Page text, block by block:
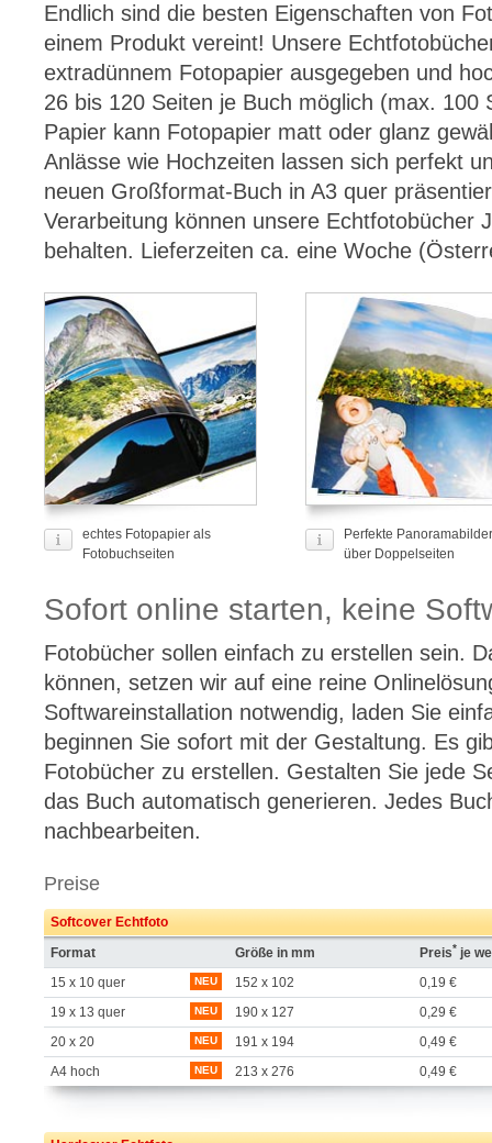
Endlich sind die besten Eigenschaften von
einem Produkt vereint! Unsere
extradünnem Fotopapier ausgegeben und
26 bis 120 Seiten je Buch möglich (max. 100
Papier kann Fotopapier matt oder glanz
Anlässe wie Hochzeiten lassen sich perfekt
neuen Großformat-Buch in A3 quer
Verarbeitung können unsere Echtfotobücher
behalten. Lieferzeiten ca. eine Woche
echtes Fotopapier als
Fotobuchseiten
Perfekte Panoramabilder
über Doppelseiten
Sofort online starten, keine
Fotobücher sollen einfach zu erstellen sein.
können, setzen wir auf eine reine
Softwareinstallation notwendig, laden Sie
beginnen Sie sofort mit der Gestaltung. Es
Fotobücher zu erstellen. Gestalten Sie jede
das Buch automatisch generieren. Jedes
nachbearbeiten.
Preise
Softcover Echtfoto
Format
Größe in mm Preis* je
15 x 10 quer
NEU 152 x 102
0,19 €
19 x 13 quer
NEU 190 x 127
0,29 €
20 x 20
NEU 191 x 194
0,49 €
A4 hoch
NEU 213 x 276 0,49 €